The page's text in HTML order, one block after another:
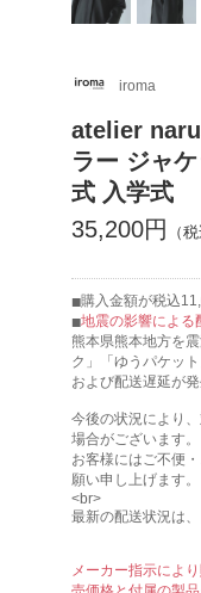
iroma
atelier
ラー ジャ
式 入学式
35,200円
購入金額が税込
地震の影響による
熊本県熊本地方を
ク」「ゆうパケッ
および配送遅延が発
今後の状況により
場合がございます。
お客様にはご不便
願い申し上げます。
<br>
最新の配送状況は
メーカー指示によ